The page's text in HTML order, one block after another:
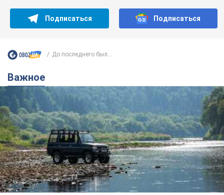
Подписаться Подписаться
До последнего был...
Важное